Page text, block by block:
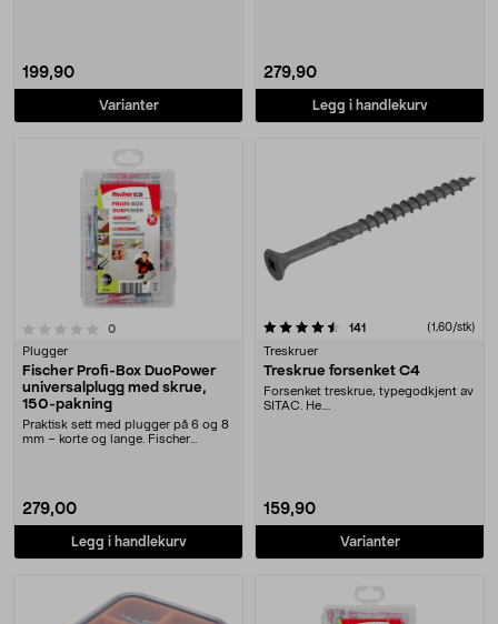
199,90
Varianter
279,90
Legg i handlekurv
0anmeldelser
Plugger
Fischer Profi-Box DuoPower
universalplugg med skrue,
150-pakning
Praktisk sett med plugger på 6 og 8
mm – korte og lange. Fischer
279,00
Legg i handlekurv
4.5 av 5 stjerner 141 anmeldelser(1,60/stk)
Treskruer
Treskrue forsenket C4
Forsenket treskrue, typegodkjent av
SITAC. He....
159,90
Varianter